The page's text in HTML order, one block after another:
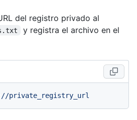
del registro privado al
y registra el archivo en el
private_registry_url